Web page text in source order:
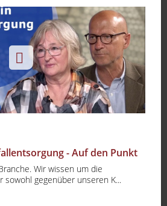
- Auf den Punkt
Wir wissen um die
sowohl gegenüber unseren K...